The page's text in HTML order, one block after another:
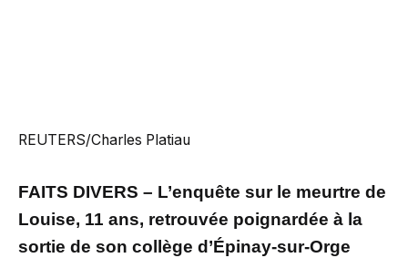
REUTERS/Charles Platiau
FAITS DIVERS – L’enquête sur le meurtre de
Louise, 11 ans, retrouvée poignardée à la
sortie de son collège d’Épinay-sur-Orge